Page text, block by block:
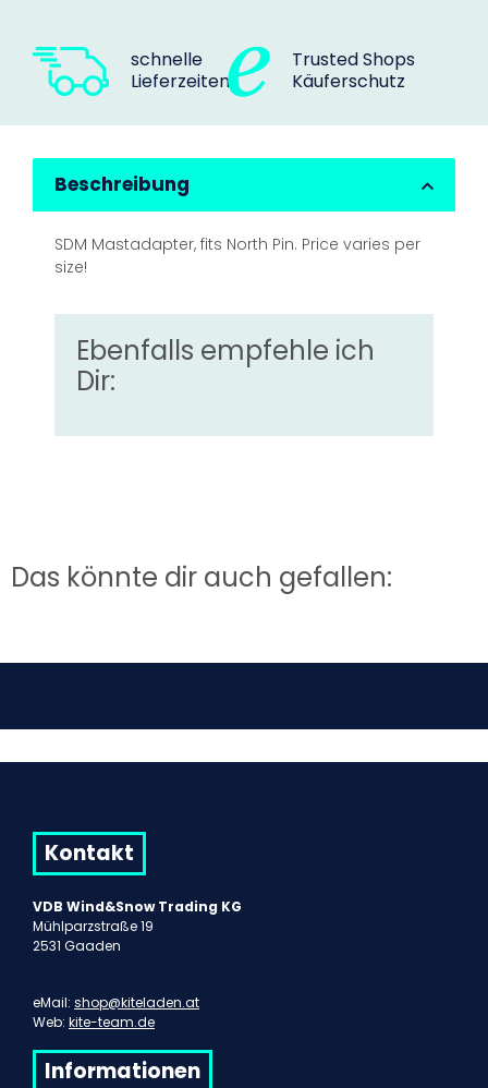
schnelle
Lieferzeiten
Trusted Shops
Käuferschutz
Beschreibung
SDM Mastadapter, fits North Pin. Price varies per
size!
Ebenfalls empfehle ich
Dir:
Das könnte dir auch gefallen:
Kontakt
VDB Wind&Snow Trading KG
Mühlparzstraße 19
2531 Gaaden
eMail: shop@kiteladen.at
Web: kite-team.de
Informationen